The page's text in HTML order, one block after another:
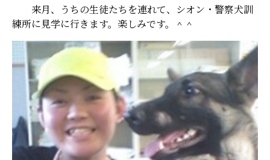
来月、うちの生徒たちを連れて、シオン・警察犬訓
練所に見学に行きます。楽しみです。＾＾